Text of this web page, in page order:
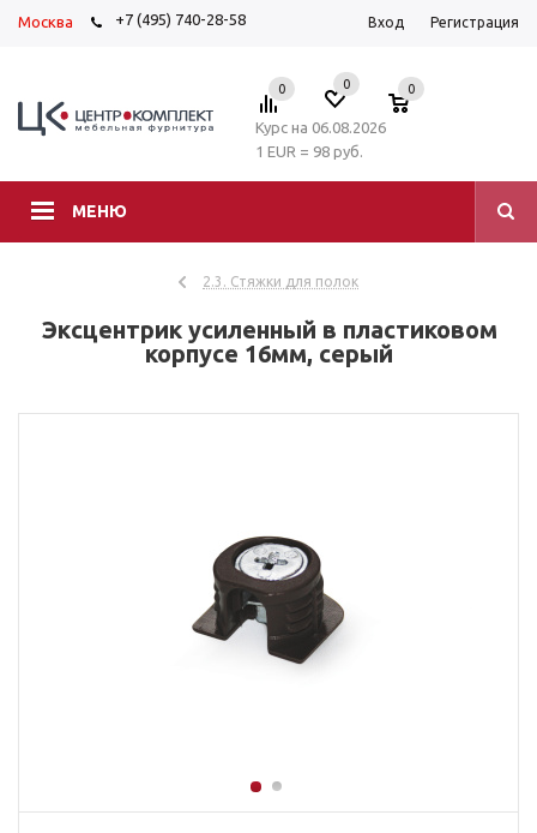
Москва +7 (495) 740-28-58 Вход Регистрация
МЕНЮ
0 0 0
Курс на 06.08.2026
1 EUR = 98 руб.
2.3. Стяжки для полок
Эксцентрик усиленный в пластиковом
корпусе 16мм, серый